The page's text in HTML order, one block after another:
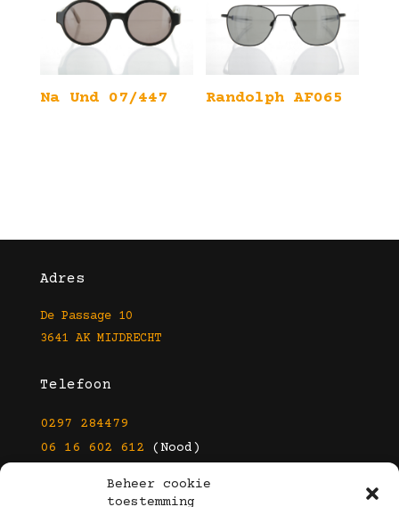
Beheer cookie
toestemming
Na Und 07/447 Randolph AF065
Adres
De Passage 10
3641 AK MIJDRECHT
Telefoon
0297 284479
06 16 602 612 (Nood)